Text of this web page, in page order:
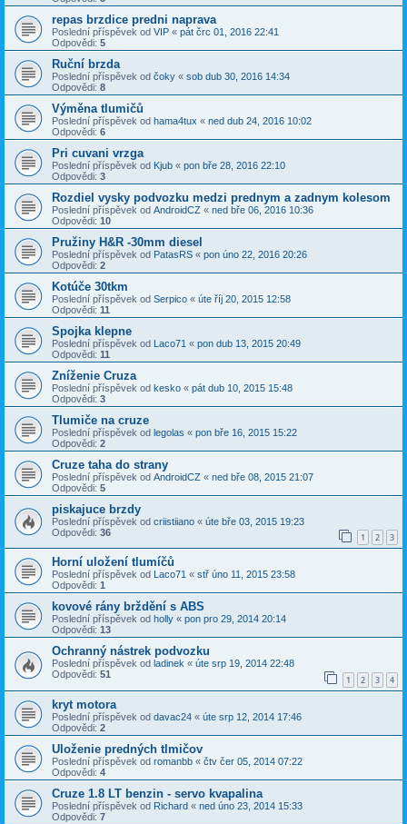
repas brzdice predni naprava
Poslední příspěvek od VIP « pát črc 01, 2016 22:41
Odpovědi: 5
Ruční brzda
Poslední příspěvek od čoky « sob dub 30, 2016 14:34
Odpovědi: 8
Výměna tlumičů
Poslední příspěvek od hama4tux « ned dub 24, 2016 10:02
Odpovědi: 6
Pri cuvani vrzga
Poslední příspěvek od Kjub « pon bře 28, 2016 22:10
Odpovědi: 3
Rozdiel vysky podvozku medzi prednym a zadnym kolesom
Poslední příspěvek od AndroidCZ « ned bře 06, 2016 10:36
Odpovědi: 10
Pružiny H&R -30mm diesel
Poslední příspěvek od PatasRS « pon úno 22, 2016 20:26
Odpovědi: 2
Kotúče 30tkm
Poslední příspěvek od Serpico « úte říj 20, 2015 12:58
Odpovědi: 11
Spojka klepne
Poslední příspěvek od Laco71 « pon dub 13, 2015 20:49
Odpovědi: 11
Zníženie Cruza
Poslední příspěvek od kesko « pát dub 10, 2015 15:48
Odpovědi: 3
Tlumiče na cruze
Poslední příspěvek od legolas « pon bře 16, 2015 15:22
Odpovědi: 2
Cruze taha do strany
Poslední příspěvek od AndroidCZ « ned bře 08, 2015 21:07
Odpovědi: 5
piskajuce brzdy
Poslední příspěvek od criistiiano « úte bře 03, 2015 19:23
Odpovědi: 36 1 2 3
Horní uložení tlumíčů
Poslední příspěvek od Laco71 « stř úno 11, 2015 23:58
Odpovědi: 1
kovové rány brždění s ABS
Poslední příspěvek od holly « pon pro 29, 2014 20:14
Odpovědi: 13
Ochranný nástrek podvozku
Poslední příspěvek od ladinek « úte srp 19, 2014 22:48
Odpovědi: 51 1 2 3 4
kryt motora
Poslední příspěvek od davac24 « úte srp 12, 2014 17:46
Odpovědi: 2
Uloženie predných tlmičov
Poslední příspěvek od romanbb « čtv čer 05, 2014 07:22
Odpovědi: 4
Cruze 1.8 LT benzin - servo kvapalina
Poslední příspěvek od Richard « ned úno 23, 2014 15:33
Odpovědi: 7